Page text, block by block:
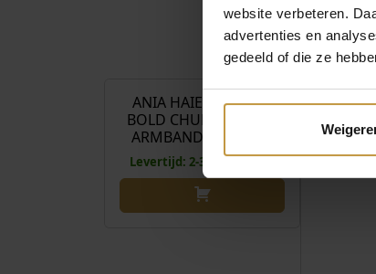
website verbeteren.
advertenties en
gedeeld of die ze
€89,00
ANIA HAIE B062-04G
BOLD CHUNKY CHAIN
ARMBAND VERGULD
Levertijd: 2-3 werkdagen
ANIA
Direct